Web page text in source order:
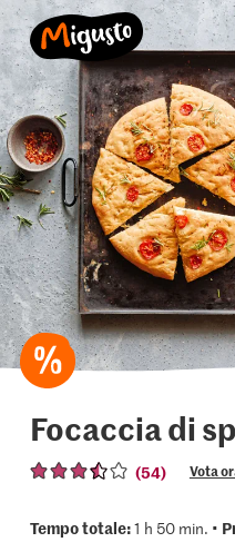
Focaccia di
(54) Vota
Tempo totale:1 h 50 min. •